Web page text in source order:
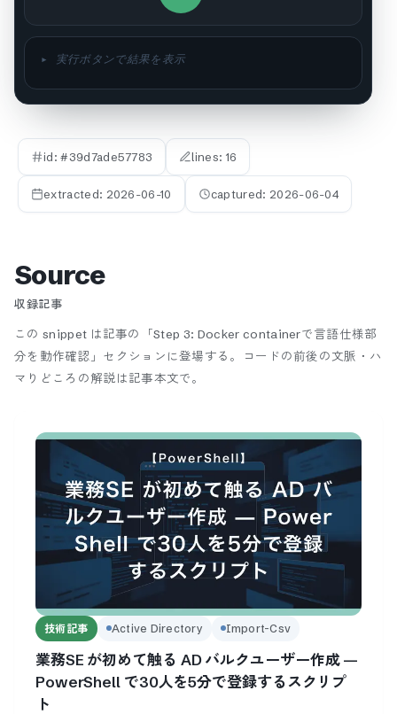
▸ 実行ボタンで結果を表示
id: #39d7ade57783 lines: 16
extracted: 2026-06-10 captured: 2026-06-04
Source
収録記事
この snippet は記事の「Step 3: Docker containerで言語仕様部
分を動作確認」セクションに登場する。
コードの前後の文脈・ハ
マりどころの解説は記事本文で。
技術記事 Active Directory Import-Csv
業務SE が初めて触る AD バルクユーザー作成 —
PowerShell で30人を5分で登録するスクリプ
ト